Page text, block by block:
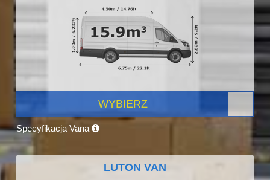
WYBIERZ
Specyfikacja Vana
LUTON VAN